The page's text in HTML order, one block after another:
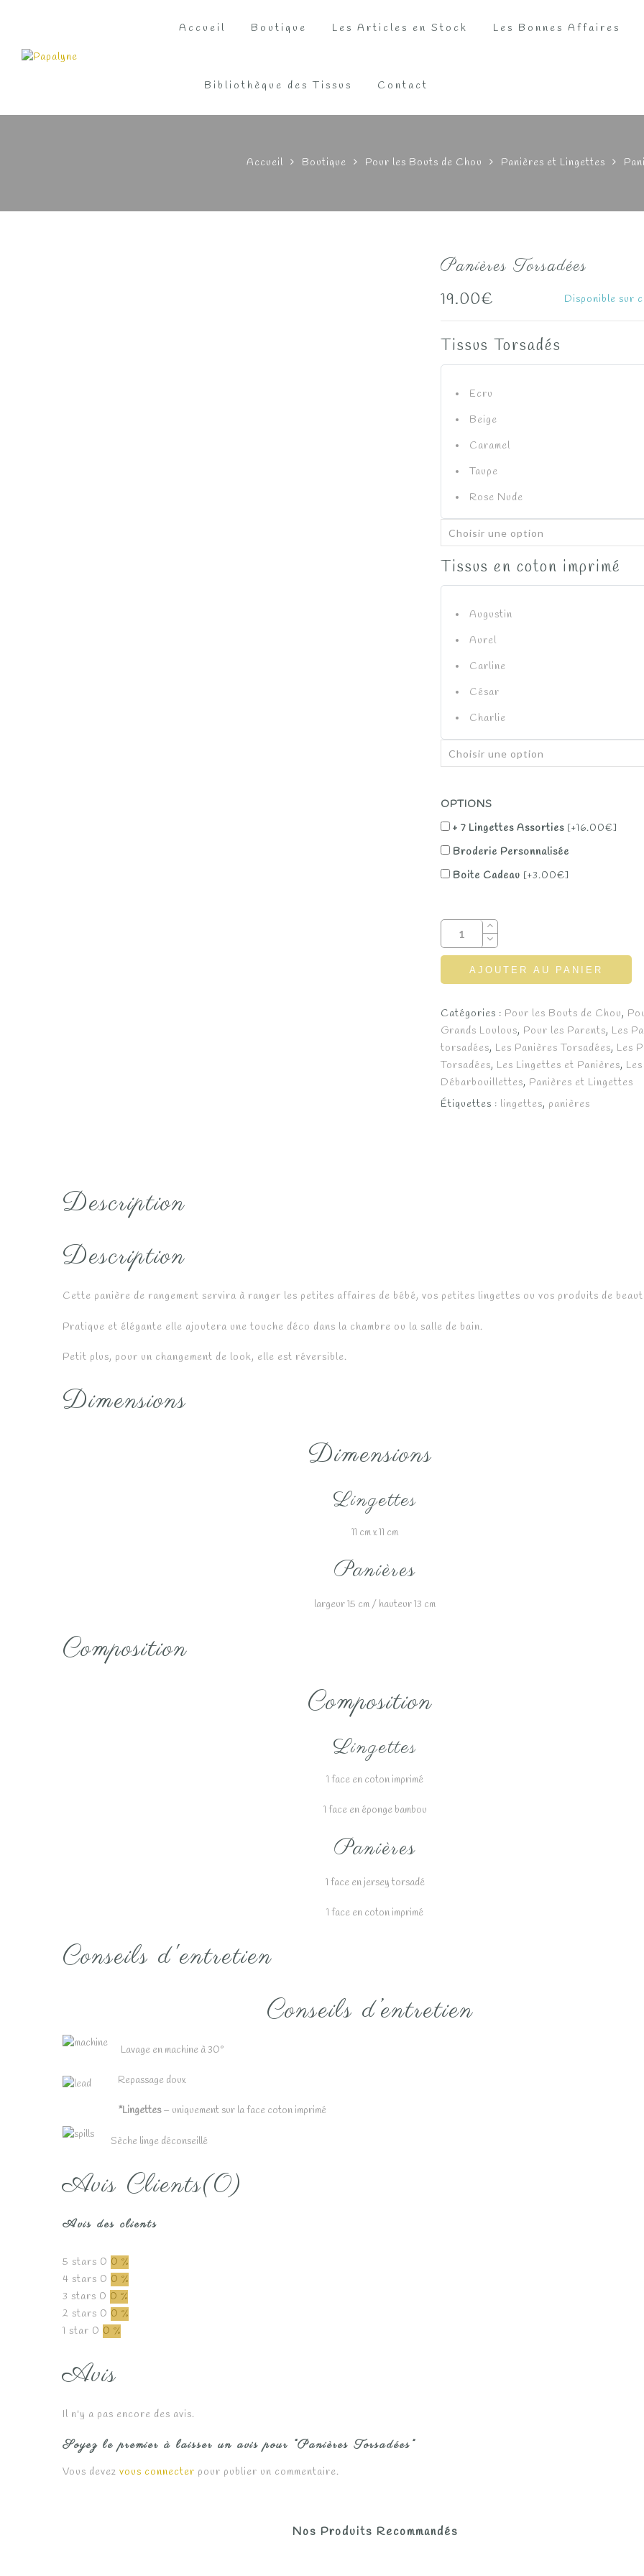
Accueil Boutique Les Articles en Stock Les Bonnes Affaires
Bibliothèque des Tissus Contact
Accueil Boutique Pour les Bouts de Chou Panières et Lingettes
Panières Torsadées
19.00€ Disponible sur
Tissus Torsadés
Ecru
Beige
Caramel
Taupe
Rose Nude
Vieux Rose
Bleu Pétrole
Vert d'Eau
Tissus en coton imprimé
Augustin
Aurel
Carline
César
Charlie
Charlotte
Côme
Daisy
Diane
Edy
Emilio
Fantine
Farah
Fava
Fernanda
Filomene
Firouze
Flaviana
Fred
Paris
OPTIONS
+ 7 Lingettes Assorties [+16.00€]
Broderie Personnalisée
Boite Cadeau [+3.00€]
AJOUTER AU PANIER
Catégories : Pour les Bouts de Chou,
Grands Loulous, Pour les Parents, Les
torsadées, Les Panières Torsadées, Les
Torsadées, Les Lingettes et Panières, Les
Débarbouillettes, Panières et Lingettes
Étiquettes : lingettes, panières
Description
Description
Cette panière de rangement servira à ranger les petites affaires de bébé, vos petites lingettes ou vos produits de
Pratique et élégante elle ajoutera une touche déco dans la chambre ou la salle de bain.
Petit plus, pour un changement de look, elle est réversible.
Dimensions
Dimensions
Lingettes
11 cm x 11 cm
Panières
largeur 15 cm / hauteur 13 cm
Composition
Composition
Lingettes
1 face en coton imprimé
1 face en éponge bambou
Panières
1 face en jersey torsadé
1 face en coton imprimé
Conseils d'entretien
Conseils d’entretien
Lavage en machine à 30°
Repassage doux
*Lingettes– uniquement sur la face coton imprimé
Sèche linge déconseillé
Avis Clients(0)
Avis des clients
5 stars 0 0 %
4 stars 0 0 %
3 stars 0 0 %
2 stars 0 0 %
1 star 0 0 %
Avis
Il n'y a pas encore des avis.
Soyez le premier à laisser un avis pour “Panières Torsadées”
Vous devez vous connecter pour publier un commentaire.
Nos Produits Recommandés